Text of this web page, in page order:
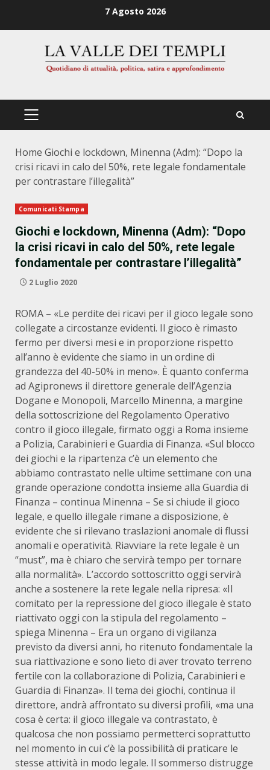
7 Agosto 2026
PRIMÄRES
Home Giochi e lockdown, Minenna (Adm): “Dopo la
crisi ricavi in calo del 50%, rete legale fondamentale
per contrastare l’illegalità”
Comunicati Stampa
Giochi e lockdown, Minenna (Adm): “Dopo
la crisi ricavi in calo del 50%, rete legale
fondamentale per contrastare l’illegalità”
2 Luglio 2020
ROMA – «Le perdite dei ricavi per il gioco legale sono
collegate a circostanze evidenti. Il gioco è rimasto
fermo per diversi mesi e in proporzione rispetto
all’anno è evidente che siamo in un ordine di
grandezza del 40-50% in meno». È quanto conferma
ad Agipronews il direttore generale dell’Agenzia
Dogane e Monopoli, Marcello Minenna, a margine
della sottoscrizione del Regolamento Operativo
contro il gioco illegale, firmato oggi a Roma insieme
a Polizia, Carabinieri e Guardia di Finanza. «Sul blocco
dei giochi e la ripartenza c’è un elemento che
abbiamo contrastato nelle ultime settimane con una
grande operazione condotta insieme alla Guardia di
Finanza – continua Minenna – Se si chiude il gioco
legale, e quello illegale rimane a disposizione, è
evidente che si rilevano traslazioni anomale di flussi
anomali e operatività. Riavviare la rete legale è un
“must”, ma è chiaro che servirà tempo per tornare
alla normalità». L’accordo sottoscritto oggi servirà
anche a sostenere la rete legale nella ripresa: «Il
comitato per la repressione del gioco illegale è stato
riattivato oggi con la stipula del regolamento –
spiega Minenna – Era un organo di vigilanza
previsto da diversi anni, ho ritenuto fondamentale la
sua riattivazione e sono lieto di aver trovato terreno
fertile con la collaborazione di Polizia, Carabinieri e
Guardia di Finanza». Il tema dei giochi, continua il
direttore, andrà affrontato su diversi profili, «ma una
cosa è certa: il gioco illegale va contrastato, è
qualcosa che non possiamo permetterci soprattutto
nel momento in cui c’è la possibilità di praticare le
stesse attività in modo legale. Il sommerso distrugge